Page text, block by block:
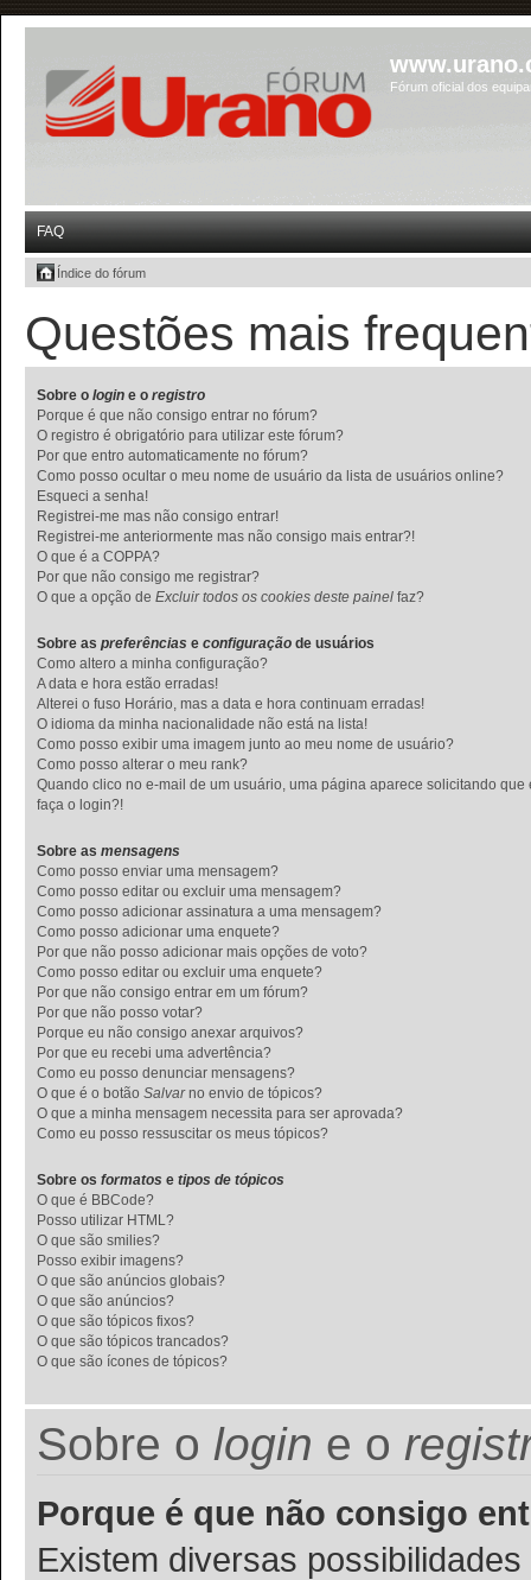
Fórum oficial dos
FAQ
Índice do fórum
Questões mais
Sobre o login e o registro
Porque é que não consigo entrar no fórum?
O registro é obrigatório para utilizar este fórum?
Por que entro automaticamente no fórum?
Como posso ocultar o meu nome de usuário da lista de usuários online?
Esqueci a senha!
Registrei-me mas não consigo entrar!
Registrei-me anteriormente mas não consigo mais entrar?!
O que é a COPPA?
Por que não consigo me registrar?
O que a opção de Excluir todos os cookies deste painel faz?
Sobre as preferências e configuração de usuários
Como altero a minha configuração?
A data e hora estão erradas!
Alterei o fuso Horário, mas a data e hora continuam erradas!
O idioma da minha nacionalidade não está na lista!
Como posso exibir uma imagem junto ao meu nome de usuário?
Como posso alterar o meu rank?
Quando clico no e-mail de um usuário, uma página aparece solicitando que
faça o login?!
Sobre as mensagens
Como posso enviar uma mensagem?
Como posso editar ou excluir uma mensagem?
Como posso adicionar assinatura a uma mensagem?
Como posso adicionar uma enquete?
Por que não posso adicionar mais opções de voto?
Como posso editar ou excluir uma enquete?
Por que não consigo entrar em um fórum?
Por que não posso votar?
Porque eu não consigo anexar arquivos?
Por que eu recebi uma advertência?
Como eu posso denunciar mensagens?
O que é o botão Salvarno envio de tópicos?
O que a minha mensagem necessita para ser aprovada?
Como eu posso ressuscitar os meus tópicos?
Sobre os formatos e tipos de tópicos
O que é BBCode?
Posso utilizar HTML?
O que são smilies?
Posso exibir imagens?
O que são anúncios globais?
O que são anúncios?
O que são tópicos fixos?
O que são tópicos trancados?
O que são ícones de tópicos?
Sobre o login e o
Porque é que não consigo
Existem diversas